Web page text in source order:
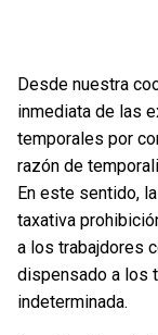
Desde nuestra
inmediata de las
temporales por
razón de
En este sentido,
taxativa
a los trabajdores
dispensado a los
indeterminada.